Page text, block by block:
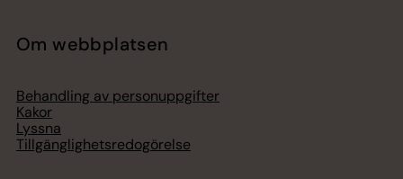
Om webbplatsen
Behandling av personuppgifter
Kakor
Lyssna
Tillgänglighetsredogörelse